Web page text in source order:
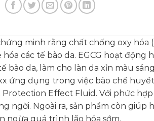
minh rằng chất chống oxy hóa
các tế bào da. EGCG hoạt động
bào da, làm cho làn da xỉn màu
ứng dụng trong việc bào chế
Effect Fluid. Với phức
ngời. Ngoài ra, sản phẩm còn giúp
ngừa quá trình lão hóa sớm.